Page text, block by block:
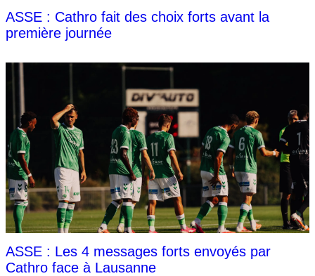
ASSE : Cathro fait des choix forts avant la
première journée
ASSE : Les 4 messages forts envoyés par
Cathro face à Lausanne